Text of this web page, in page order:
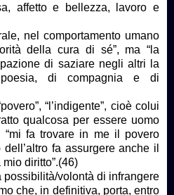
affetto e bellezza, lavoro e
nel comportamento umano
della cura di sé”, ma “la
di saziare negli altri la
di compagnia e di
“l’indigente”, cioè colui
qualcosa per essere uomo
“mi fa trovare in me il povero
fa assurgere anche il
diritto”.(46)
possibilità/volontà di infrangere
che, in definitiva, porta, entro